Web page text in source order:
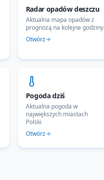
Radar opadów deszczu
Aktualna mapa opadów z
prognozą na kolejne godziny
Otwórz
Pogoda dziś
Aktualna pogoda w
największych miastach
Polski
Otwórz